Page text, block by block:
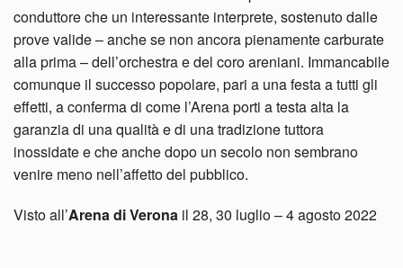
conduttore che un interessante interprete, sostenuto dalle
prove valide – anche se non ancora pienamente carburate
alla prima – dell’orchestra e del coro areniani. Immancabile
comunque il successo popolare, pari a una festa a tutti gli
effetti, a conferma di come l’Arena porti a testa alta la
garanzia di una qualità e di una tradizione tuttora
inossidate e che anche dopo un secolo non sembrano
venire meno nell’affetto del pubblico.
Visto all’Arena di Verona il 28, 30 luglio – 4 agosto 2022